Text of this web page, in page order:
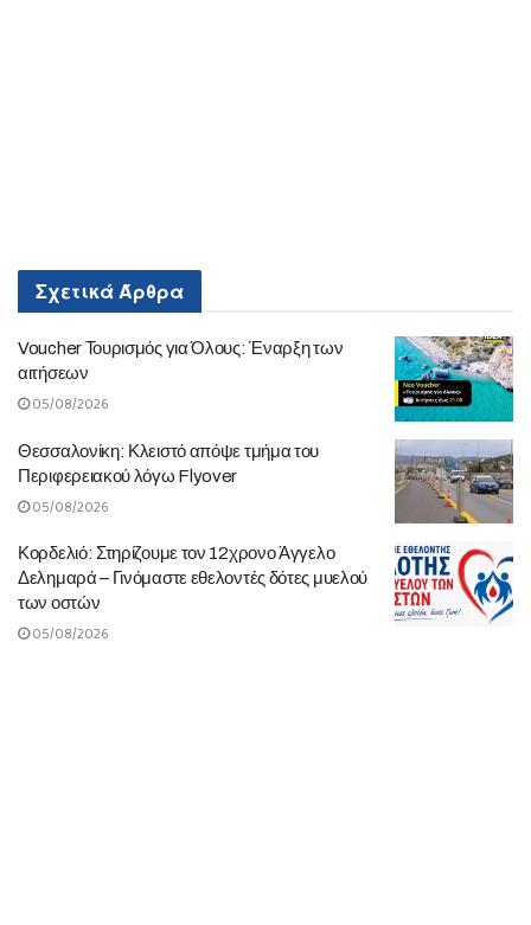
ΣχετικάΆρθρα
Voucher Τουρισμός για Όλους: Έναρξη των
αιτήσεων
05/08/2026
Θεσσαλονίκη: Κλειστό απόψε τμήμα του
Περιφερειακού λόγω Flyover
05/08/2026
Κορδελιό: Στηρίζουμε τον 12χρονο Άγγελο
Δελημαρά – Γινόμαστε εθελοντές δότες μυελού
των οστών
05/08/2026